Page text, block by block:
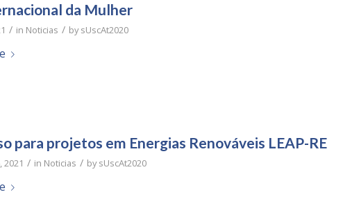
da Mulher
/ in Noticias / bysUscAt2020
para projetos em Energias Renováveis LEAP-RE
/ in Noticias / bysUscAt2020